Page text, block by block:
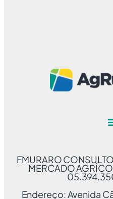
FMURARO
MERCADO
Endereço: Avenida